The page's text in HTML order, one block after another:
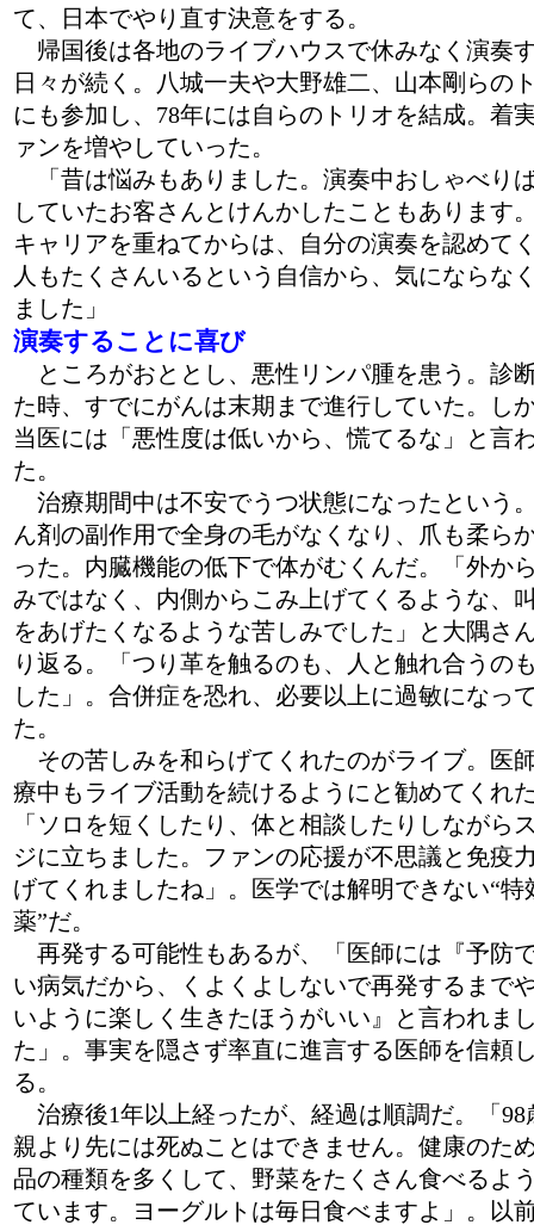
て、日本でやり直す決意をする。
帰国後は各地のライブハウスで休みなく演奏
日々が続く。八城一夫や大野雄二、山本剛らの
にも参加し、78年には自らのトリオを結成。着
ァンを増やしていった。
「昔は悩みもありました。演奏中おしゃべり
していたお客さんとけんかしたこともあります
キャリアを重ねてからは、自分の演奏を認めて
人もたくさんいるという自信から、気にならな
ました」
演奏することに喜び
ところがおととし、悪性リンパ腫を患う。診
た時、すでにがんは末期まで進行していた。し
当医には「悪性度は低いから、慌てるな」と言
た。
治療期間中は不安でうつ状態になったという
ん剤の副作用で全身の毛がなくなり、爪も柔ら
った。内臓機能の低下で体がむくんだ。「外か
みではなく、内側からこみ上げてくるような、
をあげたくなるような苦しみでした」と大隅さ
り返る。「つり革を触るのも、人と触れ合うの
した」。合併症を恐れ、必要以上に過敏になっ
た。
その苦しみを和らげてくれたのがライブ。医
療中もライブ活動を続けるようにと勧めてくれ
「ソロを短くしたり、体と相談したりしながら
ジに立ちました。ファンの応援が不思議と免疫
げてくれましたね」。医学では解明できない“特
薬”だ。
再発する可能性もあるが、「医師には『予防
い病気だから、くよくよしないで再発するまで
いように楽しく生きたほうがいい』と言われま
た」。事実を隠さず率直に進言する医師を信頼
る。
治療後1年以上経ったが、経過は順調だ。「98
親より先には死ぬことはできません。健康のた
品の種類を多くして、野菜をたくさん食べるよ
ています。ヨーグルトは毎日食べますよ」。以